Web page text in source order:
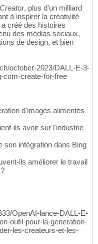
, plus d'un milliard
à inspirer la créativité
a créé des histoires
des médias sociaux,
de design, et bien
october-2023/DALL-E-3-
com-create-for-free
d'images alimentés
ils avoir sur l'industrie
son intégration dans Bing
ils améliorer le travail
OpenAI-lance-DALL-E-
outil-pour-la-generation-
les-createurs-et-les-